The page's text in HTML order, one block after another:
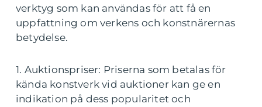
verktyg som kan användas för att få en
uppfattning om verkens och konstnärernas
betydelse.
1. Auktionspriser: Priserna som betalas för
kända konstverk vid auktioner kan ge en
indikation på dess popularitet och